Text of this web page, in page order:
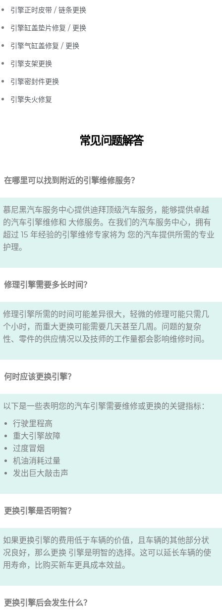
引擎正时皮带 / 链条更换
引擎缸盖垫片修复 / 更换
引擎气缸盖修复 / 更换
引擎支架更换
引擎密封件更换
引擎失火修复
常见问题解答
在哪里可以找到附近的引擎维修服务？
慕尼黑汽车服务中心提供迪拜顶级汽车服务，能够提供卓越
的汽车引擎维修和 大修服务。在我们的汽车服务中心，拥有
超过 15 年经验的引擎维修专家将为 您的汽车提供所需的专业
护理。
修理引擎需要多长时间？
修理引擎所需的时间可能差异很大，轻微的修理可能只需几
个小时，而重大更换可能需要几天甚至几周。问题的复杂
性、零件的供应情况以及技师的工作量都会影响维修时间。
何时应该更换引擎？
以下是一些表明您的汽车引擎需要维修或更换的关键指标：
行驶里程高
重大引擎故障
过度冒烟
机油消耗过量
发出巨大敲击声
更换引擎是否明智？
如果更换引擎的费用低于车辆的价值，且车辆的其他部分状
况良好，那么更换 引擎是明智的选择。这可以延长车辆的使
用寿命，比购买新车更具成本效益。
更换引擎后会发生什么？